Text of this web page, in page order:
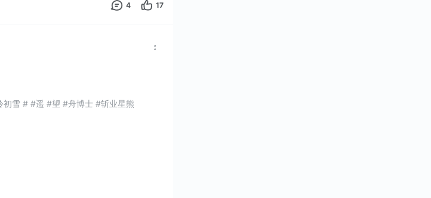
4 17
雪 # #遥 #望 #舟博士 #斩业星熊